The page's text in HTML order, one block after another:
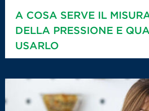
A COSA SERVE IL
DELLA PRESSIONE E
USARLO